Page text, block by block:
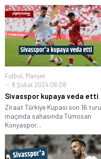
Futbol, Manşet
8 Şubat 2024 06:08
Sivasspor kupaya veda etti
Ziraat Türkiye Kupası son 16 turu
maçında sahasında Tümosan
Konyaspor...